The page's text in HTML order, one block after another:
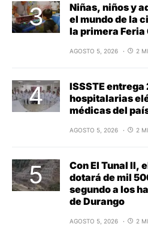
Niñas, niños y
el mundo de la
la primera Feria
AGOSTO 5, 2026 2
ISSSTE
hospitalarias
médicas del
AGOSTO 5, 2026 2
Con El Tunal II,
dotará de mil
segundo a los
de Durango
AGOSTO 5, 2026 2